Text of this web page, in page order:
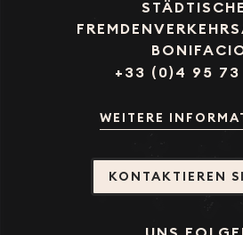
+33 (0)4 95 73
WEITERE
KONTAKTIEREN